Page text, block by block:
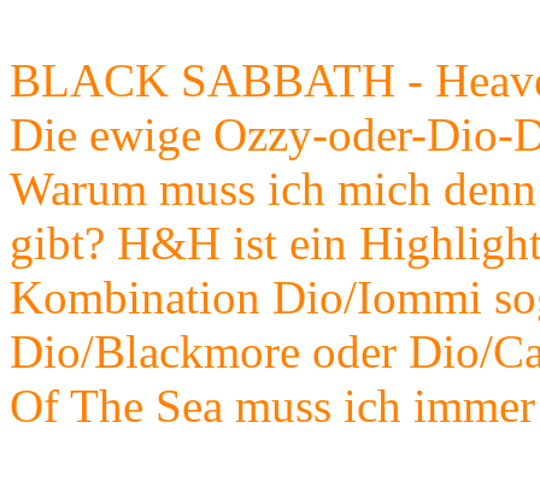
BLACK SABBATH -
Die ewige Ozzy-oder-Dio-
Warum muss ich mich
gibt? H&H ist ein
Kombination Dio/Iommi
Dio/Blackmore oder Dio/
Of The Sea muss ich